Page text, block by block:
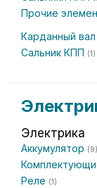
Прочие
Карданный вал
Сальник КПП (1)
Электрика
Аккумулятор (9)
Реле (1)